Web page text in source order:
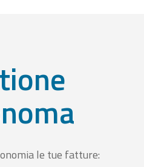
le tue fatture: